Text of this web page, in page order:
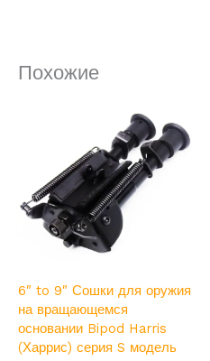
Похожие
6″ to 9″ Сошки для оружия
на вращающемся
основании Bipod Harris
(Харрис) серия S модель